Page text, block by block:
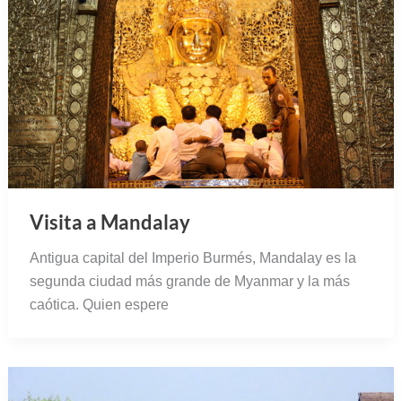
Visita a Mandalay
Antigua capital del Imperio Burmés, Mandalay es la
segunda ciudad más grande de Myanmar y la más
caótica. Quien espere